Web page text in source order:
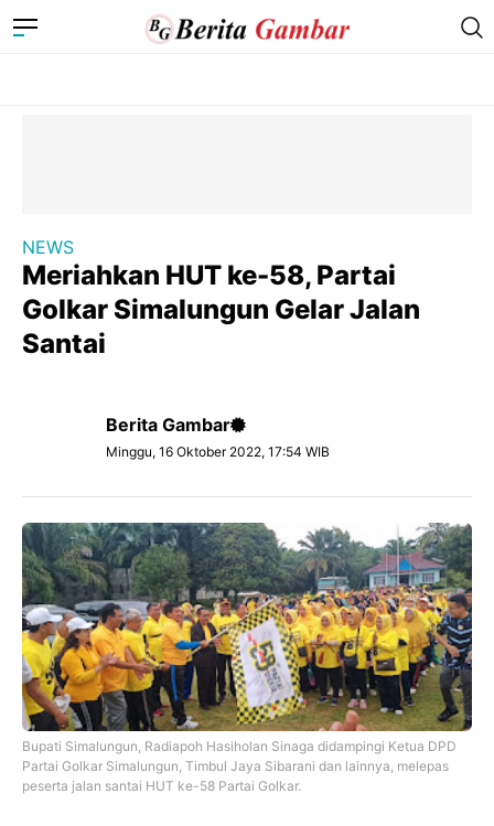
NEWS
Meriahkan HUT ke-58, Partai
Golkar Simalungun Gelar Jalan
Santai
Berita Gambar
Minggu, 16 Oktober 2022, 17:54 WIB
Bupati Simalungun, Radiapoh Hasiholan Sinaga didampingi Ketua DPD
Partai Golkar Simalungun, Timbul Jaya Sibarani dan lainnya, melepas
peserta jalan santai HUT ke-58 Partai Golkar.